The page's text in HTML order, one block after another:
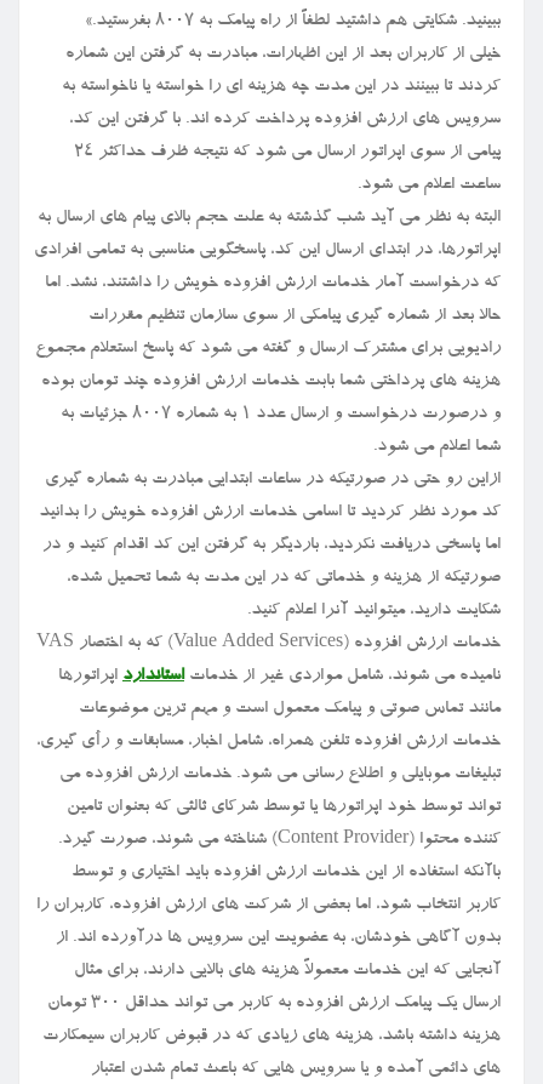
ببینید. شکایتی هم داشتید لطفاً از راه پیامک به ۸۰۰۷ بفرستید.»
خیلی از کاربران بعد از این اظهارات، مبادرت به گرفتن این شماره
کردند تا ببینند در این مدت چه هزینه ای را خواسته یا ناخواسته به
سرویس های ارزش افزوده پرداخت کرده اند. با گرفتن این کد،
پیامی از سوی اپراتور ارسال می شود که نتیجه ظرف حداکثر ۲۴
ساعت اعلام می شود.
البته به نظر می آید شب گذشته به علت حجم بالای پیام های ارسال به
اپراتورها، در ابتدای ارسال این کد، پاسخگویی مناسبی به تمامی افرادی
که درخواست آمار خدمات ارزش افزوده خویش را داشتند، نشد. اما
حالا بعد از شماره گیری پیامکی از سوی سازمان تنظیم مقررات
رادیویی برای مشترک ارسال و گفته می شود که پاسخ استعلام مجموع
هزینه های پرداختی شما بابت خدمات ارزش افزوده چند تومان بوده
و درصورت درخواست و ارسال عدد ۱ به شماره ۸۰۰۷ جزئیات به
شما اعلام می شود.
ازاین رو حتی در صورتیکه در ساعات ابتدایی مبادرت به شماره گیری
کد مورد نظر کردید تا اسامی خدمات ارزش افزوده خویش را بدانید
اما پاسخی دریافت نکردید، باردیگر به گرفتن این کد اقدام کنید و در
صورتیکه از هزینه و خدماتی که در این مدت به شما تحمیل شده،
شکایت دارید، میتوانید آنرا اعلام کنید.
خدمات ارزش افزوده (Value Added Services) که به اختصار VAS
نامیده می شوند، شامل مواردی غیر از خدماتاستاندارد اپراتورها
مانند تماس صوتی و پیامک معمول است و مهم ترین موضوعات
خدمات ارزش افزوده تلفن همراه، شامل اخبار، مسابقات و رأی گیری،
تبلیغات موبایلی و اطلاع رسانی می شود. خدمات ارزش افزوده می
تواند توسط خود اپراتورها یا توسط شرکای ثالثی که بعنوان تامین
کننده محتوا (Content Provider) شناخته می شوند، صورت گیرد.
باآنکه استفاده از این خدمات ارزش افزوده باید اختیاری و توسط
کاربر انتخاب شود، اما بعضی از شرکت های ارزش افزوده، کاربران را
بدون آگاهی خودشان، به عضویت این سرویس ها درآورده اند. از
آنجایی که این خدمات معمولاً هزینه های بالایی دارند، برای مثال
ارسال یک پیامک ارزش افزوده به کاربر می تواند حداقل ۳۰۰ تومان
هزینه داشته باشد، هزینه های زیادی که در قبوض کاربران سیمکارت
های دائمی آمده و یا سرویس هایی که باعث تمام شدن اعتبار